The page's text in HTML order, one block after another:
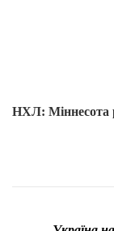
НХЛ: Міннесота